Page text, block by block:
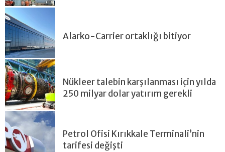
Alarko-Carrier ortaklığı bitiyor
Nükleer talebin karşılanması için yılda
250 milyar dolar yatırım gerekli
Petrol Ofisi Kırıkkale Terminali’nin
tarifesi değişti